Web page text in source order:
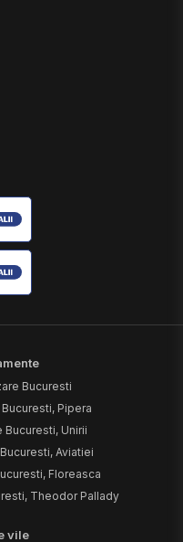
Bucuresti
Pipera
Bucuresti, Unirii
Aviatiei
Floreasca
Theodor Pallady
vile